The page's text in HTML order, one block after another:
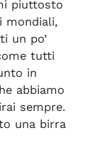
piuttosto
mondiali,
un po’
tutti
in
abbiamo
sempre.
una birra